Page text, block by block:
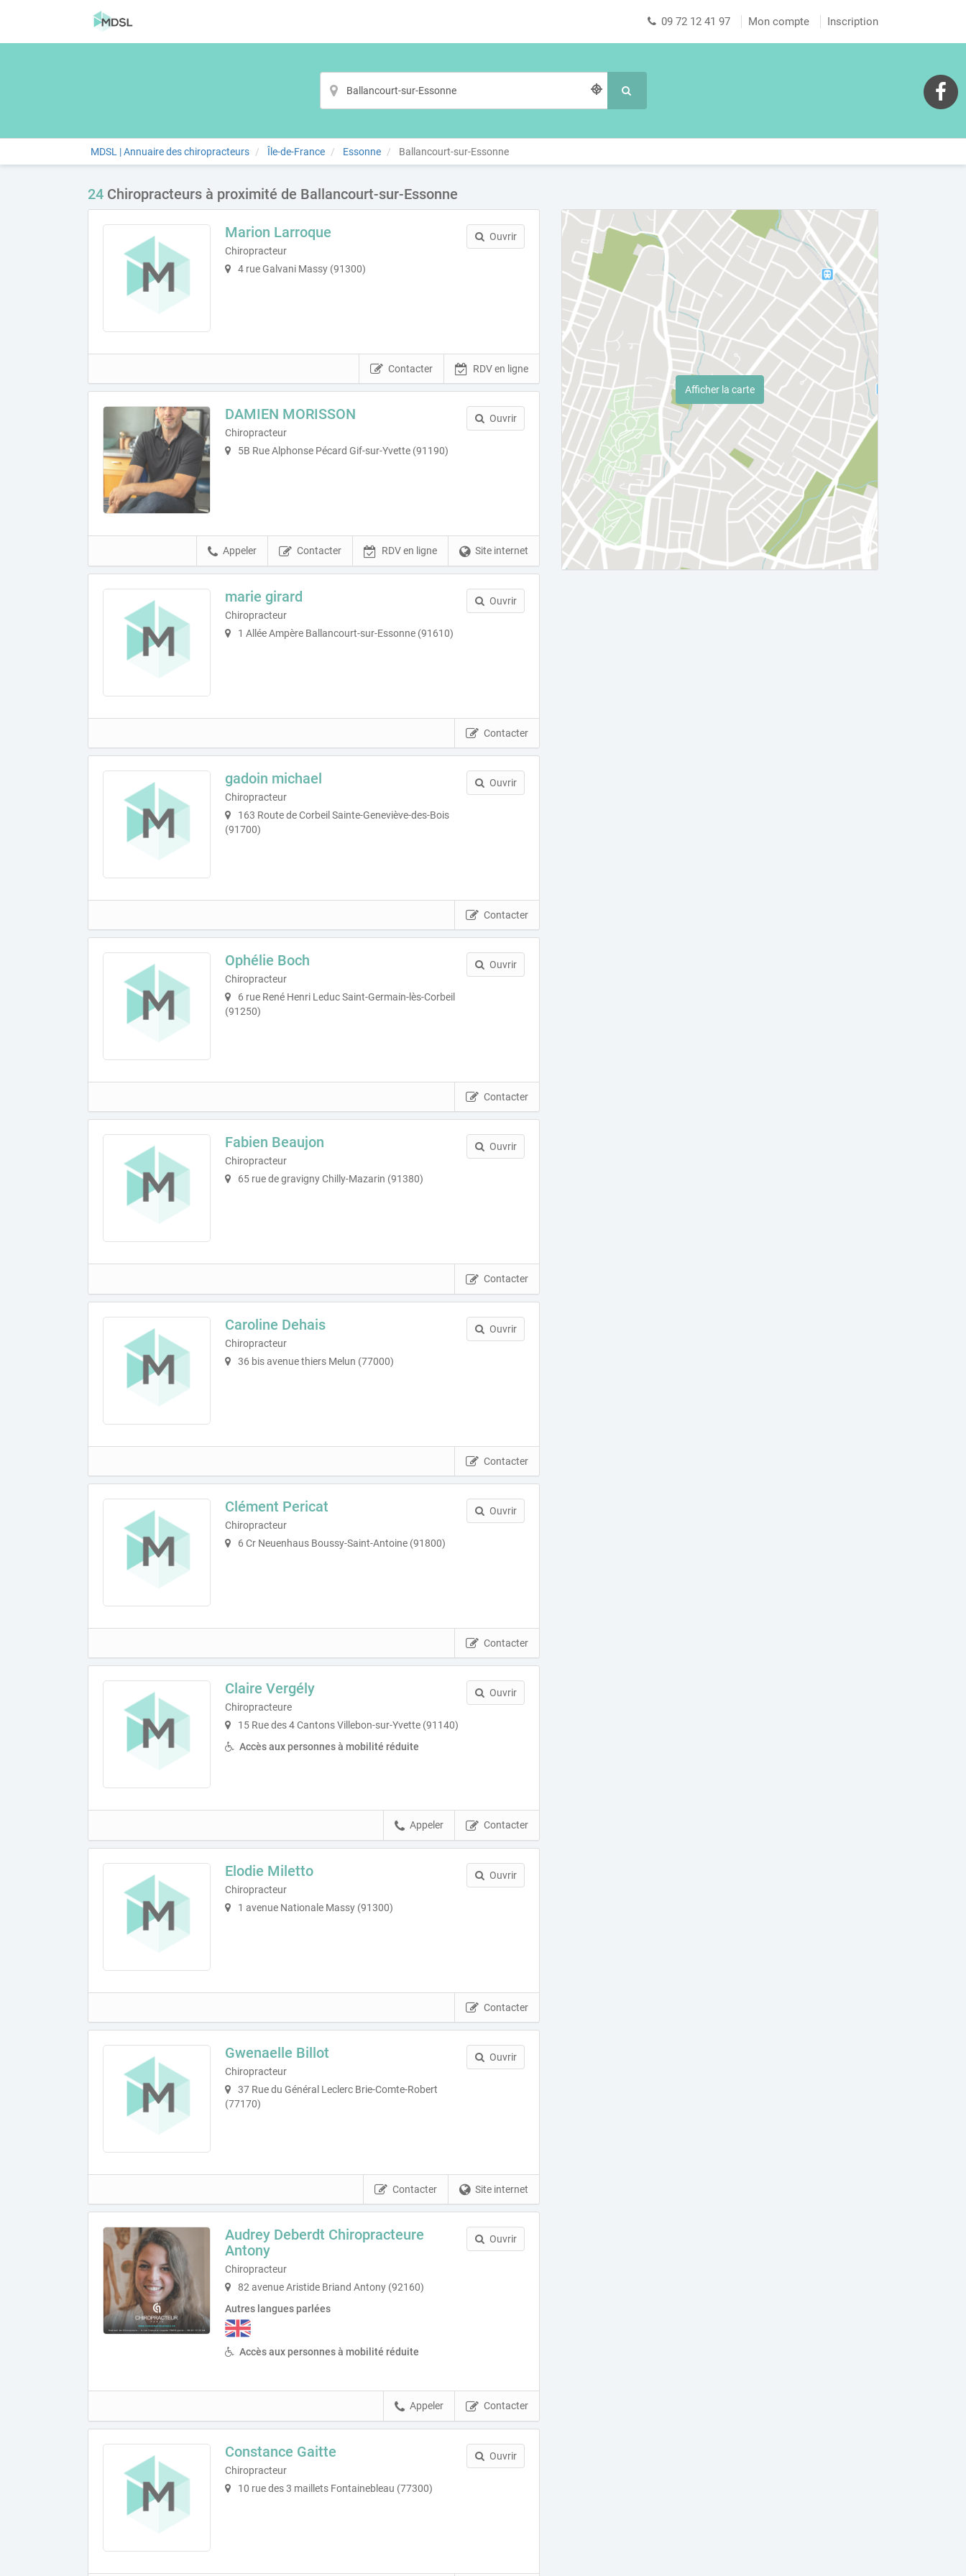
09 72 12 41 97 Mon compte Inscription
MDSL | Annuaire des chiropracteurs Île-de-France Essonne Ballancourt-sur-Essonne
24 Chiropracteurs à proximité de Ballancourt-sur-Essonne
Marion Larroque
Chiropracteur
4 rue Galvani Massy (91300)
Ouvrir
RDV en ligne
Contacter
DAMIEN MORISSON
Chiropracteur
5B Rue Alphonse Pécard Gif-sur-Yvette (91190)
Ouvrir
Site internet
RDV en ligne
Contacter
Appeler
marie girard
Chiropracteur
1 Allée Ampère Ballancourt-sur-Essonne (91610)
Ouvrir
Contacter
gadoin michael
Chiropracteur
163 Route de Corbeil Sainte-Geneviève-des-Bois
(91700)
Ouvrir
Contacter
Ophélie Boch
Chiropracteur
6 rue René Henri Leduc Saint-Germain-lès-Corbeil
(91250)
Ouvrir
Contacter
Fabien Beaujon
Chiropracteur
65 rue de gravigny Chilly-Mazarin (91380)
Ouvrir
Contacter
Caroline Dehais
Chiropracteur
36 bis avenue thiers Melun (77000)
Ouvrir
Contacter
Clément Pericat
Chiropracteur
6 Cr Neuenhaus Boussy-Saint-Antoine (91800)
Ouvrir
Contacter
Claire Vergély
Chiropracteure
15 Rue des 4 Cantons Villebon-sur-Yvette (91140)
Accès aux personnes à mobilité réduite
Ouvrir
Contacter
Appeler
Elodie Miletto
Chiropracteur
1 avenue Nationale Massy (91300)
Ouvrir
Contacter
Gwenaelle Billot
Chiropracteur
37 Rue du Général Leclerc Brie-Comte-Robert
(77170)
Ouvrir
Site internet
Contacter
Audrey Deberdt Chiropracteure
Antony
Chiropracteur
82 avenue Aristide Briand Antony (92160)
Autres langues parlées
Accès aux personnes à mobilité réduite
Ouvrir
Contacter
Appeler
Constance Gaitte
Chiropracteur
10 rue des 3 maillets Fontainebleau (77300)
Ouvrir
Afficher la carte